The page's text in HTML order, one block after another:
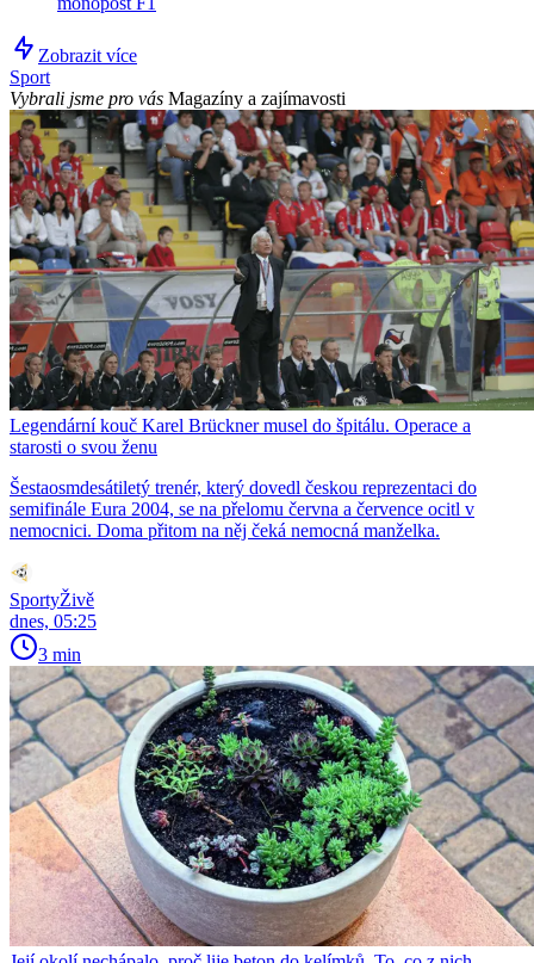
Zobrazit více
Sport
Vybrali jsme pro vás Magazíny a zajímavosti
Legendární kouč Karel Brückner musel do špitálu. Operace a
starosti o svou ženu
Šestaosmdesátiletý trenér, který dovedl českou reprezentaci do
semifinále Eura 2004, se na přelomu června a července ocitl v
nemocnici. Doma přitom na něj čeká nemocná manželka.
SportyŽivě
dnes, 05:25
3 min